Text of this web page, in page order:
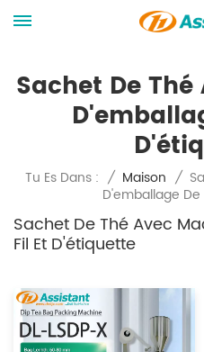
Sachet De
Tu Es Dans : / Maison /
D'emballage
Sachet De Thé Avec
Fil Et D'étiquette